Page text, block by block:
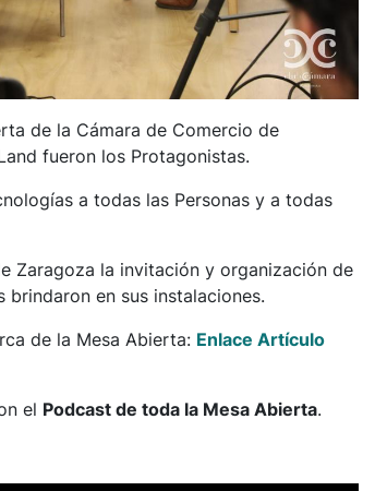
de la Cámara de Comercio de
fueron los Protagonistas.
a todas las Personas y a todas
Zaragoza la invitación y organización de
en sus instalaciones.
de la Mesa Abierta: Enlace Artículo
el Podcast de toda la Mesa Abierta.